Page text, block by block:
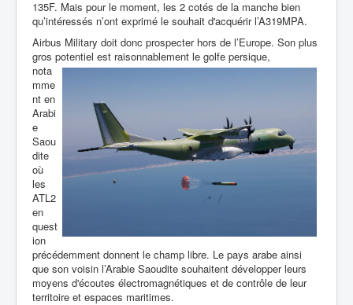
135F. Mais pour le moment, les 2 cotés de la manche bien
qu’intéressés n’ont exprimé le souhait d'acquérir l’A319MPA.
Airbus Military doit donc prospecter hors de l’Europe. Son plus
gros potentiel est raisonnablement le golfe persique,
nota
mme
nt en
Arabi
e
Saou
dite
où
les
ATL2
en
quest
ion
précédemment donnent le champ libre. Le pays arabe ainsi
que son voisin l’Arabie Saoudite souhaitent développer leurs
moyens d'écoutes électromagnétiques et de contrôle de leur
territoire et espaces maritimes.